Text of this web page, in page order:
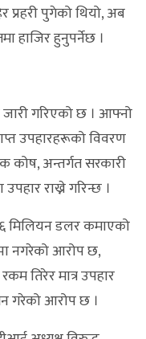
प्रहरी पुगेको थियो, अब
हाजिर हुनुपर्नेछ ।
जारी गरिएको छ । आफ्नो
उपहारहरूको विवरण
कोष, अन्तर्गत सरकारी
राख्ने गरिन्छ ।
मिलियन डलर कमाएको
नगरेको आरोप छ,
तिरेर मात्र उपहार
गरेको आरोप छ ।